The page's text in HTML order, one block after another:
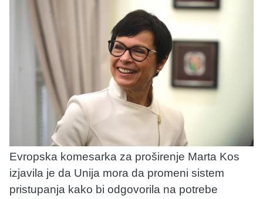
Evropska komesarka za proširenje Marta Kos
izjavila je da Unija mora da promeni sistem
pristupanja kako bi odgovorila na potrebe